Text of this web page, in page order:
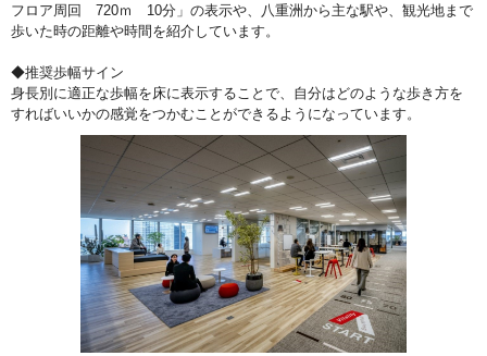
フロア周回 720ｍ 10分」の表示や、八重洲から主な駅や、観光地まで
歩いた時の距離や時間を紹介しています。
◆推奨歩幅サイン
身長別に適正な歩幅を床に表示することで、自分はどのような歩き方を
すればいいかの感覚をつかむことができるようになっています。